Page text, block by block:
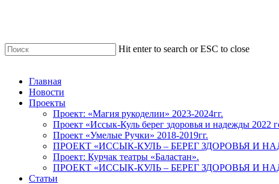
content
Hit enter to search or ESC to close
Menu
Главная
Новости
Проекты
Проект: «Магия рукоделии» 2023-2024гг.
Проект «Иссык-Куль берег здоровья и надежды 2022
Проект «Умелые Ручки» 2018-2019гг.
ПРОЕКТ «ИССЫК-КУЛЬ – БЕРЕГ ЗДОРОВЬЯ И
Проект: Курчак театры «Баластан».
ПРОЕКТ «ИССЫК-КУЛЬ – БЕРЕГ ЗДОРОВЬЯ И
Статьи